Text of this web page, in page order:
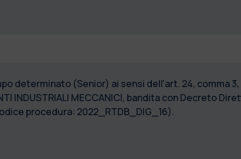
determinato (Senior) ai sensi dell'art. 24, comma 3,
INDUSTRIALI MECCANICI, bandita con Decreto
procedura: 2022_RTDB_DIG_16).